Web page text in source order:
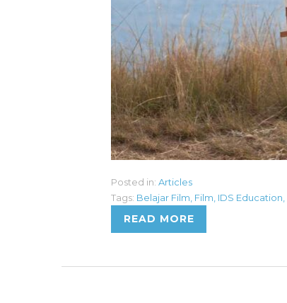
Posted in: Articles
Tags: Belajar Film Film IDS Education
READ MORE